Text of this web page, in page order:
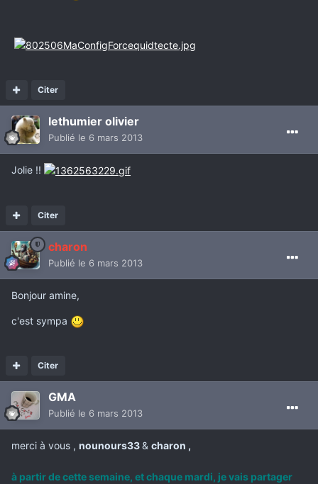
Citer
lethumier olivier
Publié le 6 mars 2013
Jolie !!
Citer
charon
Publié le 6 mars 2013
Bonjour amine,
c'est sympa
Citer
GMA
Publié le 6 mars 2013
merci à vous , nounours33& charon ,
à partir de cette semaine, et chaque mardi, je vais partager